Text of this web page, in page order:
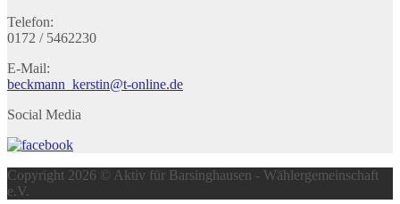
Telefon:
0172 / 5462230
E-Mail:
beckmann_kerstin@t-online.de
Social Media
Copyright 2026 © Aktiv für Barsinghausen - Wählergemeinschaft
e.V.